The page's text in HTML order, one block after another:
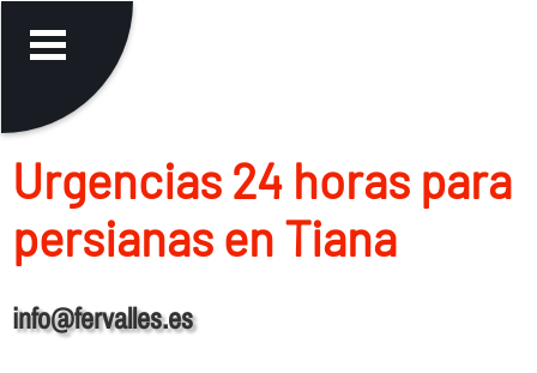
Urgencias 24 horas para
persianas en Tiana
info@fervalles.es